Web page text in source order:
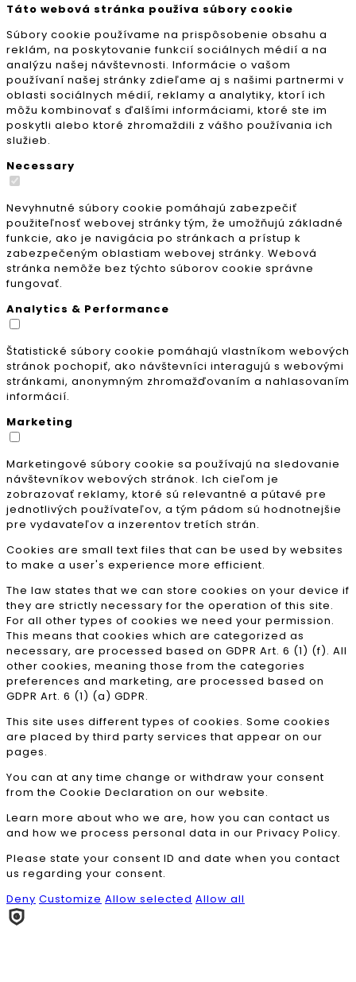
Táto webová stránka používa súbory cookie
Súbory cookie používame na prispôsobenie obsahu a
reklám, na poskytovanie funkcií sociálnych médií a na
analýzu našej návštevnosti. Informácie o vašom
používaní našej stránky zdieľame aj s našimi partnermi v
oblasti sociálnych médií, reklamy a analytiky, ktorí ich
môžu kombinovať s ďalšími informáciami, ktoré ste im
poskytli alebo ktoré zhromaždili z vášho používania ich
služieb.
Necessary
Nevyhnutné súbory cookie pomáhajú zabezpečiť
použiteľnosť webovej stránky tým, že umožňujú základné
funkcie, ako je navigácia po stránkach a prístup k
zabezpečeným oblastiam webovej stránky. Webová
stránka nemôže bez týchto súborov cookie správne
fungovať.
Analytics & Performance
Štatistické súbory cookie pomáhajú vlastníkom webových
stránok pochopiť, ako návštevníci interagujú s webovými
stránkami, anonymným zhromažďovaním a nahlasovaním
informácií.
Marketing
Marketingové súbory cookie sa používajú na sledovanie
návštevníkov webových stránok. Ich cieľom je
zobrazovať reklamy, ktoré sú relevantné a pútavé pre
jednotlivých používateľov, a tým pádom sú hodnotnejšie
pre vydavateľov a inzerentov tretích strán.
Cookies are small text files that can be used by websites
to make a user's experience more efficient.
The law states that we can store cookies on your device if
they are strictly necessary for the operation of this site.
For all other types of cookies we need your permission.
This means that cookies which are categorized as
necessary, are processed based on GDPR Art. 6 (1) (f). All
other cookies, meaning those from the categories
preferences and marketing, are processed based on
GDPR Art. 6 (1) (a) GDPR.
This site uses different types of cookies. Some cookies
are placed by third party services that appear on our
pages.
You can at any time change or withdraw your consent
from the Cookie Declaration on our website.
Learn more about who we are, how you can contact us
and how we process personal data in our Privacy Policy.
Please state your consent ID and date when you contact
us regarding your consent.
Deny Customize Allow selected Allow all